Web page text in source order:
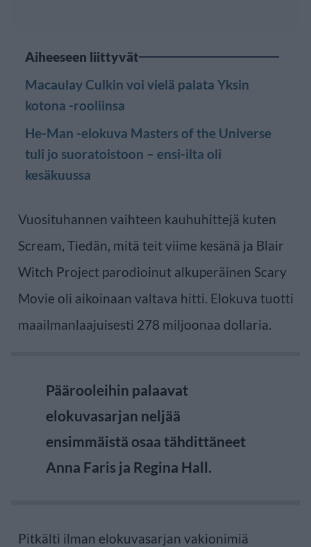
Aiheeseen liittyvät
Macaulay Culkin voi vielä palata Yksin
kotona -rooliinsa
He-Man -elokuva Masters of the Universe
tuli jo suoratoistoon – ensi-ilta oli
kesäkuussa
Vuosituhannen vaihteen kauhuhittejä kuten
Scream, Tiedän, mitä teit viime kesänä ja Blair
Witch Project parodioinut alkuperäinen Scary
Movie oli aikoinaan valtava hitti. Elokuva tuotti
maailmanlaajuisesti 278 miljoonaa dollaria.
Päärooleihin palaavat
elokuvasarjan neljää
ensimmäistä osaa tähdittäneet
Anna Faris ja Regina Hall.
Pitkälti ilman elokuvasarjan vakionimiä